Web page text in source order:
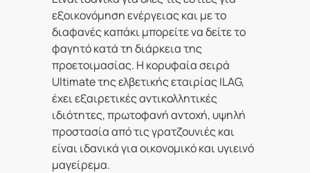
εξοικονόμηση ενέργειας και με το
διαφανές καπάκι μπορείτε να δείτε το
φαγητό κατά τη διάρκεια της
προετοιμασίας. Η κορυφαία σειρά
Ultimate της ελβετικής εταιρίας ILAG,
έχει εξαιρετικές αντικολλητικές
ιδιότητες, πρωτοφανή αντοχή, υψηλή
προστασία από τις γρατζουνιές και
είναι ιδανικά για οικονομικό και υγιεινό
μαγείρεμα.